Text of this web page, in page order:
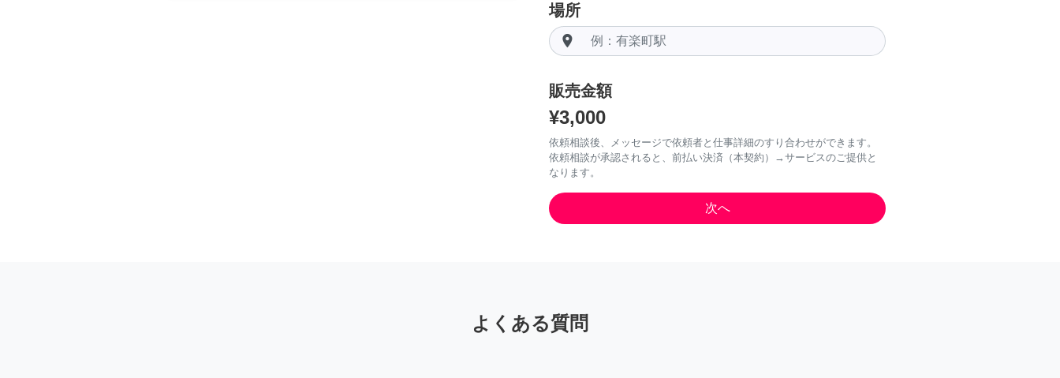
場所
room
販売金額
¥3,000
依頼相談後、メッセージで依頼者と仕事詳細のすり合わせができます。
依頼相談が承認されると、前払い決済（本契約）→サービスのご提供と
なります。
よくある質問